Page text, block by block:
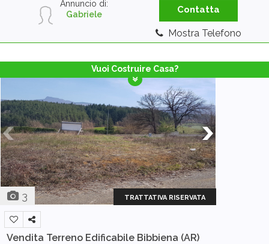
Annuncio di:
Gabriele
Contatta
Mostra Telefono
Vuoi Costruire Casa?
3 TRATTATIVA RISERVATA
Vendita Terreno Edificabile Bibbiena (AR)